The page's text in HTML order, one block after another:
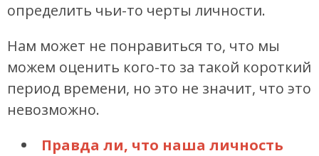
определить чьи-то черты личности.
Нам может не понравиться то, что мы
можем оценить кого-то за такой короткий
период времени, но это не значит, что это
невозможно.
Правда ли, что наша личность